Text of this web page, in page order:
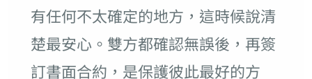
有任何不太確定的地方，這時候說清
楚最安心。雙方都確認無誤後，再簽
訂書面合約，是保護彼此最好的方